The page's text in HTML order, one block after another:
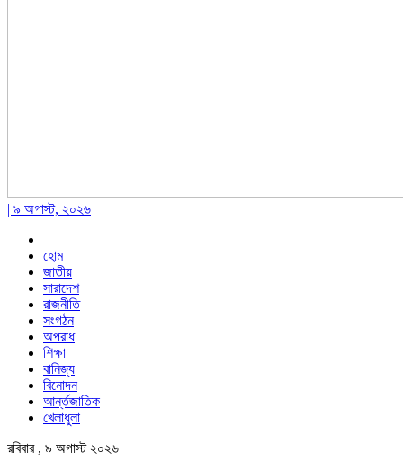
| ৯ অগাস্ট, ২০২৬
হোম
জাতীয়
সারাদেশ
রাজনীতি
সংগঠন
অপরাধ
শিক্ষা
বানিজ্য
বিনোদন
আর্ন্তজাতিক
খেলাধুলা
রবিবার , ৯ অগাস্ট ২০২৬